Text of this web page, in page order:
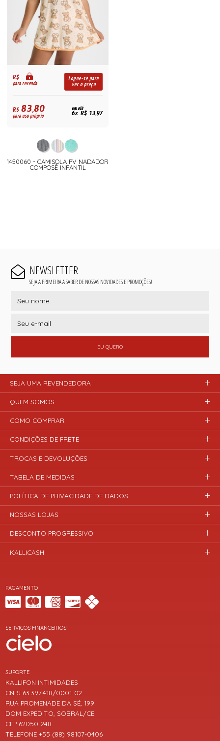
R$
para revenda
Logue-se para
ver o preço
R$83,80
para uso próprio
em até
6x R$ 13,97
1450060 - CAMISOLA PV NADADOR
COMPOSÊ INFANTIL
NEWSLETTER
SEJA A PRIMEIRA A SABER DE NOSSAS NOVIDADES E PROMOÇÕES!
EU QUERO
PAGAMENTO
SERVIÇOS FINANCEIROS
SUPORTE
KALLIFON INTIMIDADES
CNPJ 63.397.418/0001-02
RUA PROMENADE DA SÉ, 199
DOM EXPEDITO, SOBRAL/CE
CEP 62050-248
TELEFONE +55 (88) 98107-0406
SEJA UMA REVENDEDORA
QUEM SOMOS
COMO COMPRAR
CONDIÇÕES DE FRETE
TROCAS E DEVOLUÇÕES
TABELA DE MEDIDAS
POLÍTICA DE PRIVACIDADE DE DADOS
NOSSAS LOJAS
DESCONTO PROGRESSIVO
KALLICASH